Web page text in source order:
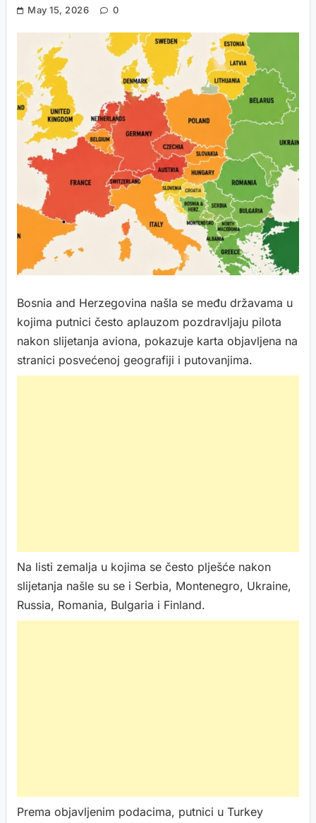
May 15, 2026 0
Bosnia and Herzegovina našla se među državama u
kojima putnici često aplauzom pozdravljaju pilota
nakon slijetanja aviona, pokazuje karta objavljena na
stranici posvećenoj geografiji i putovanjima.
Na listi zemalja u kojima se često plješće nakon
slijetanja našle su se i Serbia, Montenegro, Ukraine,
Russia, Romania, Bulgaria i Finland.
Prema objavljenim podacima, putnici u Turkey